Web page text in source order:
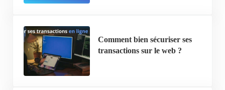
Comment bien sécuriser ses
transactions sur le web ?